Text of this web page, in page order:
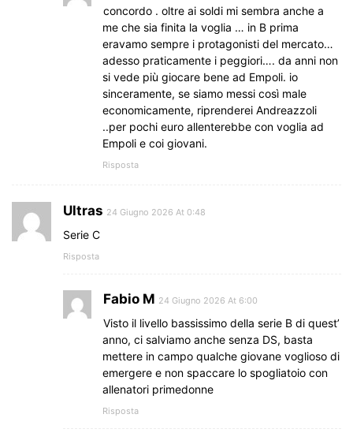
concordo . oltre ai soldi mi sembra anche a
me che sia finita la voglia … in B prima
eravamo sempre i protagonisti del mercato…
adesso praticamente i peggiori…. da anni non
si vede più giocare bene ad Empoli. io
sinceramente, se siamo messi così male
economicamente, riprenderei Andreazzoli
..per pochi euro allenterebbe con voglia ad
Empoli e coi giovani.
Risposta
Ultras 24 Giugno 2026 At 0:48
Serie C
Risposta
Fabio M 24 Giugno 2026 At 6:00
Visto il livello bassissimo della serie B di quest’
anno, ci salviamo anche senza DS, basta
mettere in campo qualche giovane voglioso di
emergere e non spaccare lo spogliatoio con
allenatori primedonne
Risposta